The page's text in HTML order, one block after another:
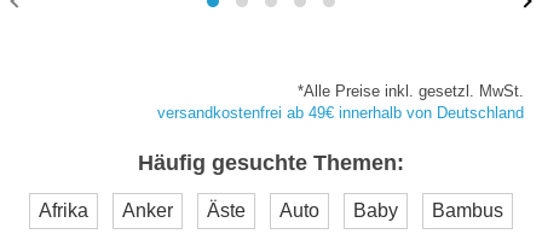
*Alle Preise inkl. gesetzl. MwSt.
versandkostenfrei ab 49€ innerhalb von Deutschland
Häufig gesuchte Themen:
Afrika Anker Äste Auto Baby Bambus